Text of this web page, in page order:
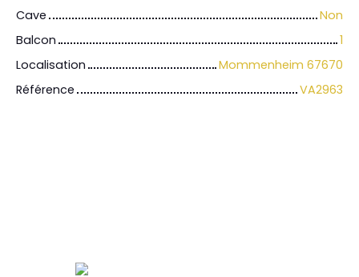
Cave
Non
Balcon
1
Localisation
Mommenheim 67670
Référence
VA2963